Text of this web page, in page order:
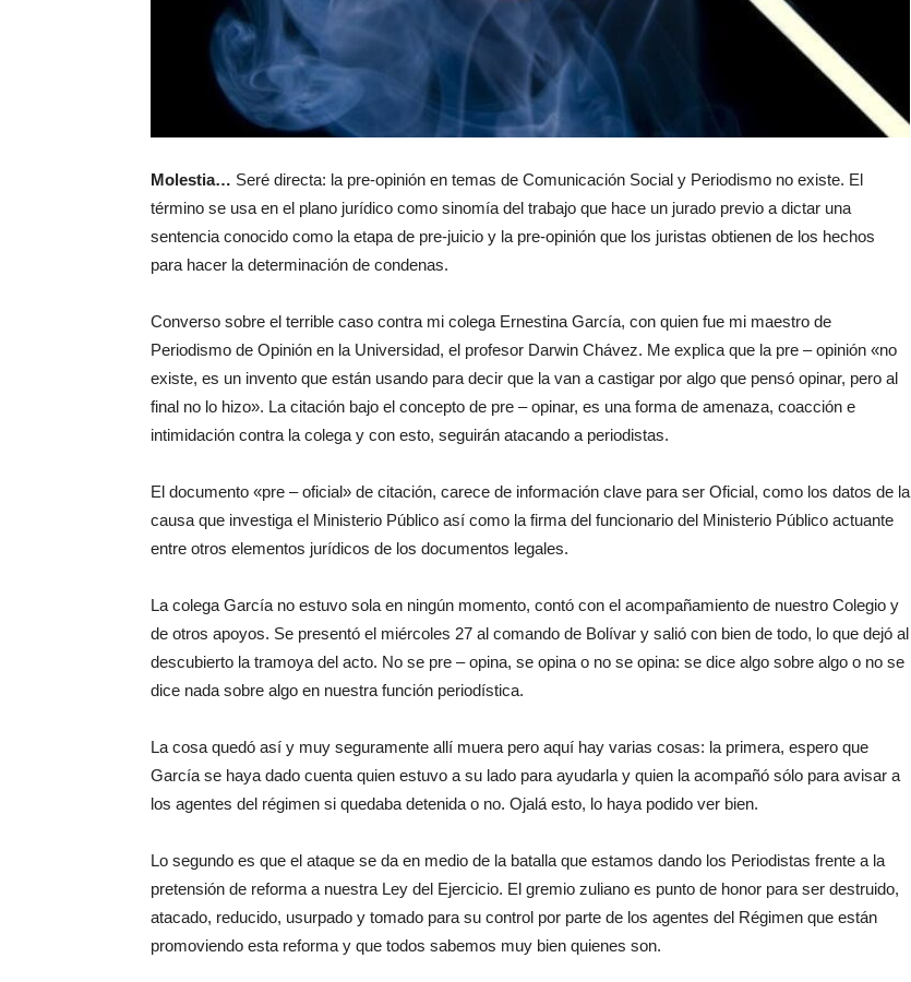
Molestia… Seré directa: la pre-opinión en temas de Comunicación Social y Periodismo no existe. El
término se usa en el plano jurídico como sinomía del trabajo que hace un jurado previo a dictar una
sentencia conocido como la etapa de pre-juicio y la pre-opinión que los juristas obtienen de los hechos
para hacer la determinación de condenas.
Converso sobre el terrible caso contra mi colega Ernestina García, con quien fue mi maestro de
Periodismo de Opinión en la Universidad, el profesor Darwin Chávez. Me explica que la pre – opinión «no
existe, es un invento que están usando para decir que la van a castigar por algo que pensó opinar, pero al
final no lo hizo». La citación bajo el concepto de pre – opinar, es una forma de amenaza, coacción e
intimidación contra la colega y con esto, seguirán atacando a periodistas.
El documento «pre – oficial» de citación, carece de información clave para ser Oficial, como los datos de la
causa que investiga el Ministerio Público así como la firma del funcionario del Ministerio Público actuante
entre otros elementos jurídicos de los documentos legales.
La colega García no estuvo sola en ningún momento, contó con el acompañamiento de nuestro Colegio y
de otros apoyos. Se presentó el miércoles 27 al comando de Bolívar y salió con bien de todo, lo que dejó al
descubierto la tramoya del acto. No se pre – opina, se opina o no se opina: se dice algo sobre algo o no se
dice nada sobre algo en nuestra función periodística.
La cosa quedó así y muy seguramente allí muera pero aquí hay varias cosas: la primera, espero que
García se haya dado cuenta quien estuvo a su lado para ayudarla y quien la acompañó sólo para avisar a
los agentes del régimen si quedaba detenida o no. Ojalá esto, lo haya podido ver bien.
Lo segundo es que el ataque se da en medio de la batalla que estamos dando los Periodistas frente a la
pretensión de reforma a nuestra Ley del Ejercicio. El gremio zuliano es punto de honor para ser destruido,
atacado, reducido, usurpado y tomado para su control por parte de los agentes del Régimen que están
promoviendo esta reforma y que todos sabemos muy bien quienes son.